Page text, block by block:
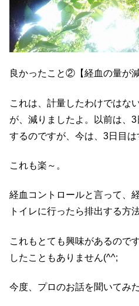
良かったこと②【経血の量が減
これは、計量したわけではな
が、減りましたよ。以前は、
するのですが、今は、3日目は
これも楽～。
経血コントロールと言って、
トイレに行ったら排出する方
これもとても興味があるので
したこともありません(^^;
今度、プロのお話を聞いてみた